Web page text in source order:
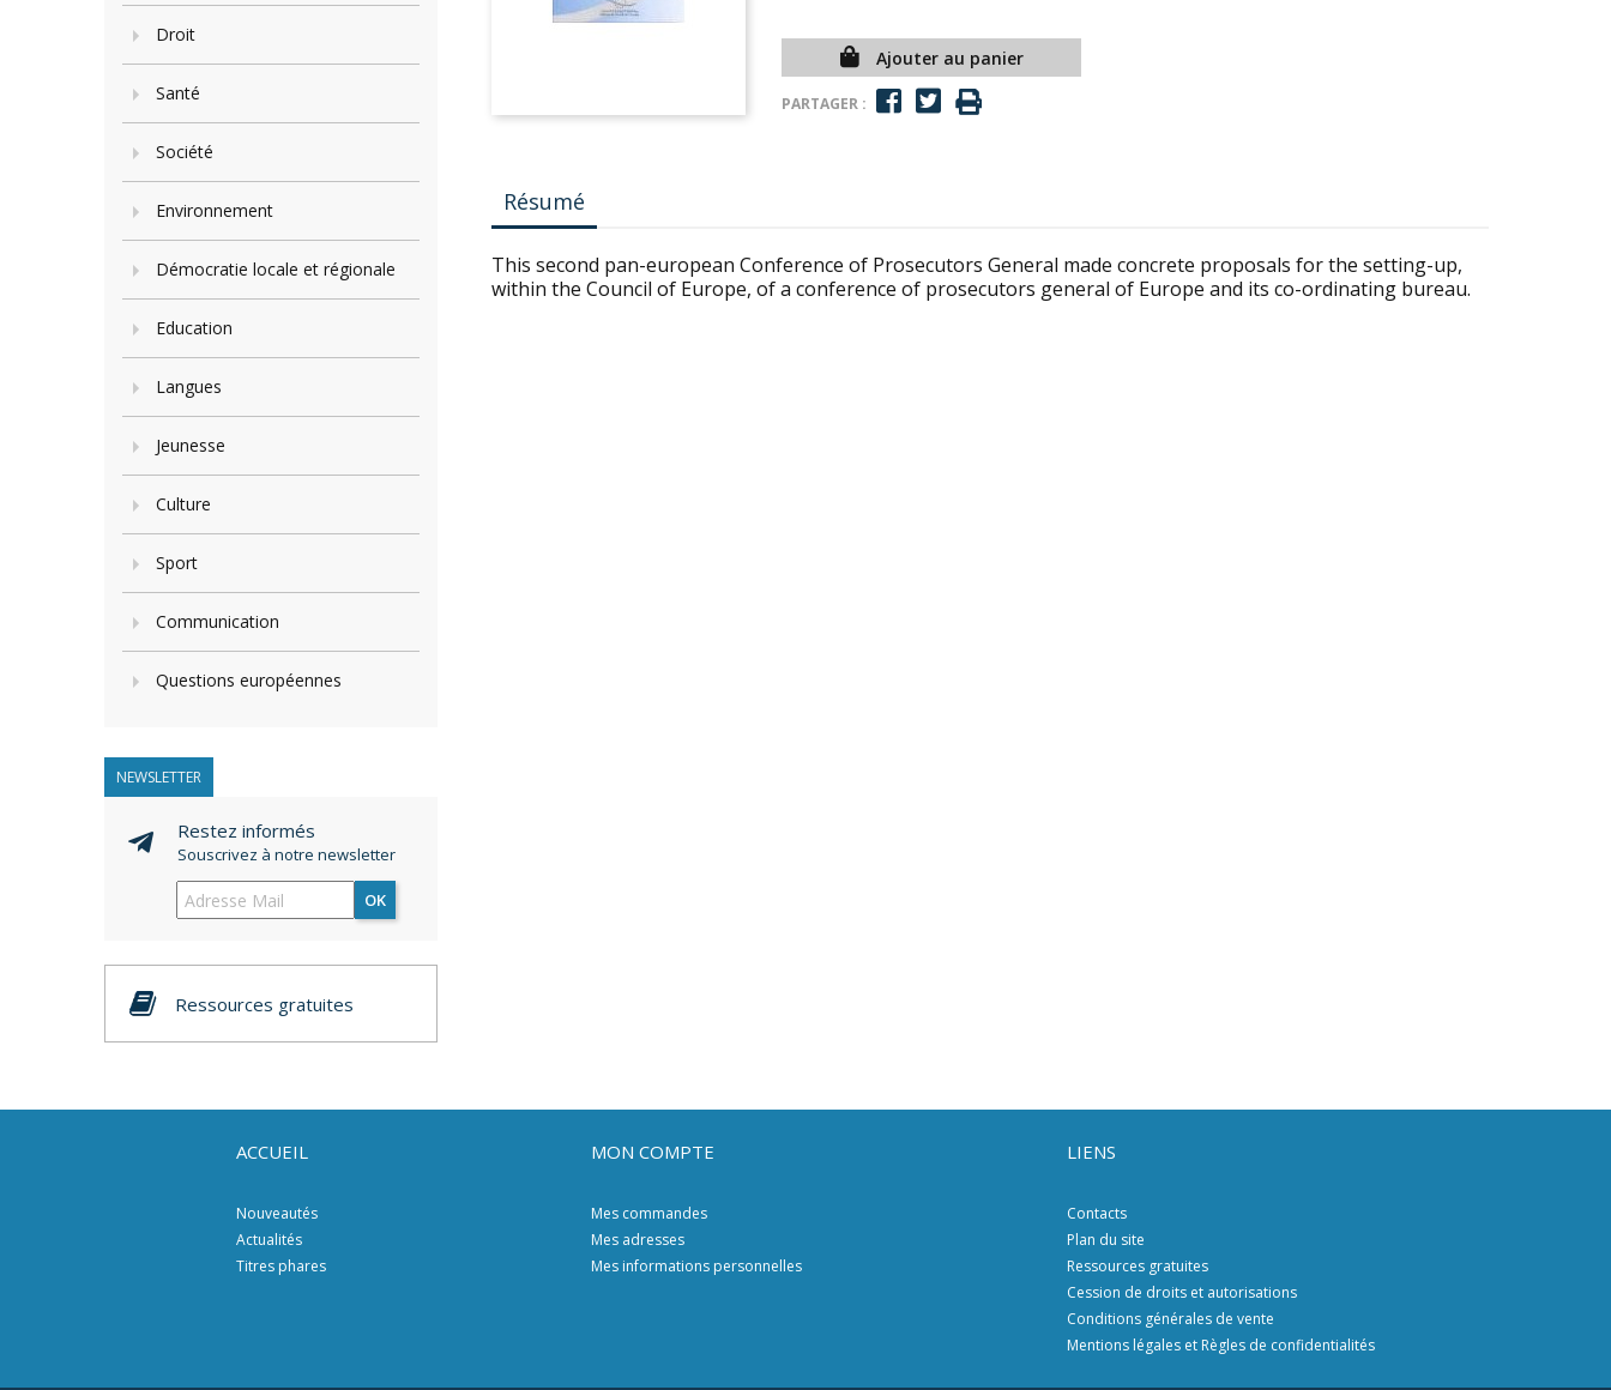
Droit
Santé
Société
Environnement
Démocratie locale et régionale
Education
Langues
Jeunesse
Culture
Sport
Communication
Questions européennes
NEWSLETTER
Restez informés
Souscrivez à notre newsletter
OK
Ressources gratuites
Ajouter au panier
PARTAGER :
Résumé
This second pan-european Conference of Prosecutors General made concrete proposals for the setting-up,
within the Council of Europe, of a conference of prosecutors general of Europe and its co-ordinating bureau.
ACCUEIL
Nouveautés
Actualités
Titres phares
MON COMPTE
Mes commandes
Mes adresses
Mes informations personnelles
LIENS
Contacts
Plan du site
Ressources gratuites
Cession de droits et autorisations
Conditions générales de vente
Mentions légales et Règles de confidentialités